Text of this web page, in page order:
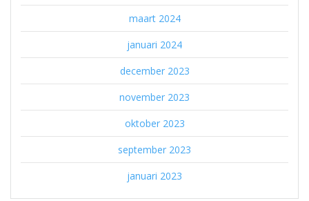
maart 2024
januari 2024
december 2023
november 2023
oktober 2023
september 2023
januari 2023